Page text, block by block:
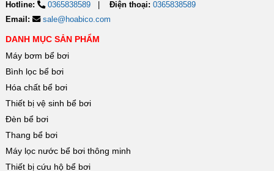
Hotline:
0365838589 Điện thoại: 0365838589
Email:
sale@hoabico.com
DANH MỤC SẢN PHẨM
Máy bơm bể bơi
Bình lọc bể bơi
Hóa chất bể bơi
Thiết bị vệ sinh bể bơi
Đèn bể bơi
Thang bể bơi
Máy lọc nước bể bơi thông minh
Thiết bị cứu hộ bể bơi